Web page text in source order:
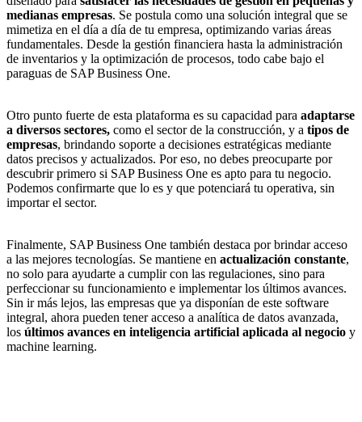
medianas empresas. Se postula como una solución integral que se
mimetiza en el día a día de tu empresa, optimizando varias áreas
fundamentales. Desde la gestión financiera hasta la administración
de inventarios y la optimización de procesos, todo cabe bajo el
paraguas de SAP Business One.
Otro punto fuerte de esta plataforma es su capacidad para adaptarse
a diversos sectores, como el sector de la construcción, y a tipos de
empresas, brindando soporte a decisiones estratégicas mediante
datos precisos y actualizados. Por eso, no debes preocuparte por
descubrir primero si SAP Business One es apto para tu negocio.
Podemos confirmarte que lo es y que potenciará tu operativa, sin
importar el sector.
Finalmente, SAP Business One también destaca por brindar acceso
a las mejores tecnologías. Se mantiene en actualización constante,
no solo para ayudarte a cumplir con las regulaciones, sino para
perfeccionar su funcionamiento e implementar los últimos avances.
Sin ir más lejos, las empresas que ya disponían de este software
integral, ahora pueden tener acceso a analítica de datos avanzada,
los últimos avances en inteligencia artificial aplicada al negocio y
machine learning.